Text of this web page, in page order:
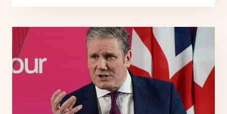
POUSSE
TRAVAILLISTES
VERS
DROITE